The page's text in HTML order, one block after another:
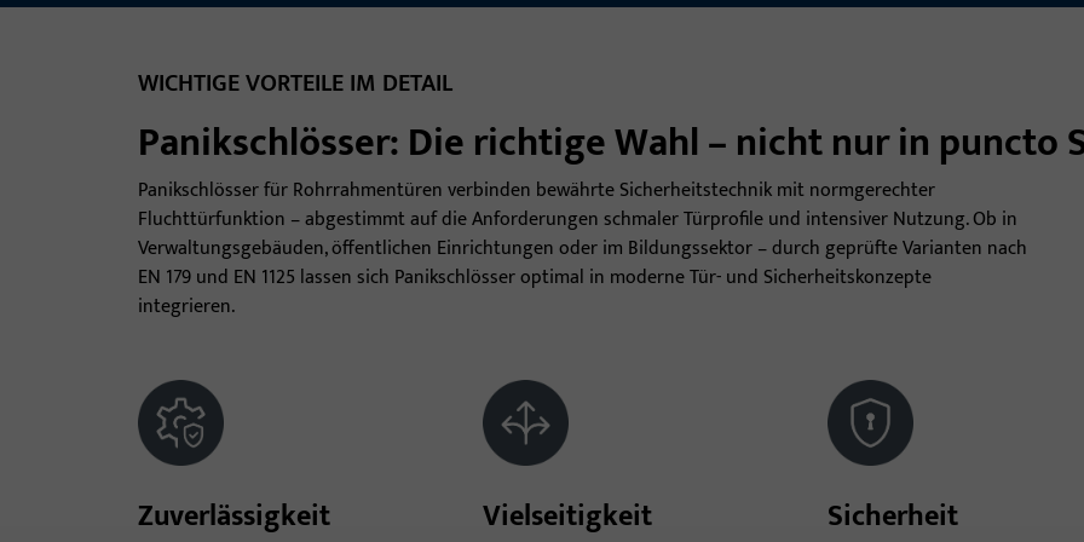
WICHTIGE VORTEILE IM DETAIL
Panikschlösser: Die richtige Wahl – nicht nur in puncto
Panikschlösser für Rohrrahmentüren verbinden bewährte Sicherheitstechnik mit normgerechter
Fluchttürfunktion – abgestimmt auf die Anforderungen schmaler Türprofile und intensiver Nutzung. Ob in
Verwaltungsgebäuden, öffentlichen Einrichtungen oder im Bildungssektor – durch geprüfte Varianten nach
EN 179 und EN 1125 lassen sich Panikschlösser optimal in moderne Tür- und Sicherheitskonzepte
integrieren.
Zuverlässigkeit Vielseitigkeit Sicherheit